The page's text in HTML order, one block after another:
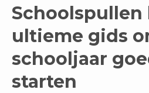
Schoolspullen
ultieme gids
schooljaar
starten